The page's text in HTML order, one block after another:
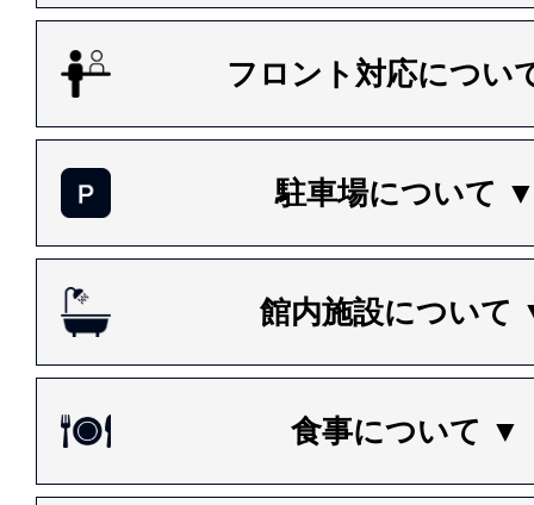
フロント対応につい
駐車場について
館内施設について
食事について ▼